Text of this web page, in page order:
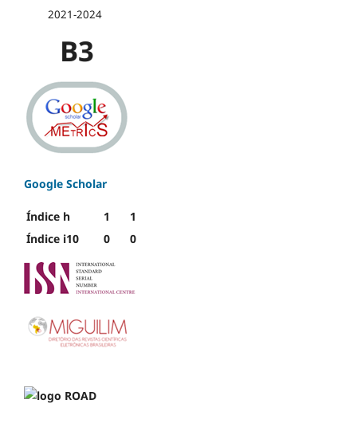
2021-2024
B3
Google Scholar
Índice h 1
1
Índice i10
0 0